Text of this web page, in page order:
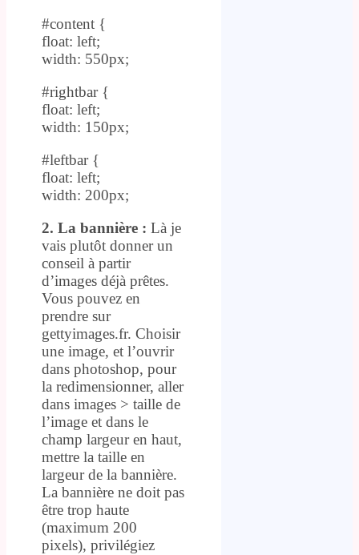
#content {
float: left;
width: 550px;
#rightbar {
float: left;
width: 150px;
#leftbar {
float: left;
width: 200px;
2. La bannière : Là je
vais plutôt donner un
conseil à partir
d’images déjà prêtes.
Vous pouvez en
prendre sur
gettyimages.fr. Choisir
une image, et l’ouvrir
dans photoshop, pour
la redimensionner, aller
dans images > taille de
l’image et dans le
champ largeur en haut,
mettre la taille en
largeur de la bannière.
La bannière ne doit pas
être trop haute
(maximum 200
pixels), privilégiez